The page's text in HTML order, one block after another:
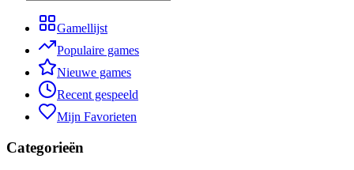
Gamellijst
Populaire games
Nieuwe games
Recent gespeeld
Mijn Favorieten
Categorieën